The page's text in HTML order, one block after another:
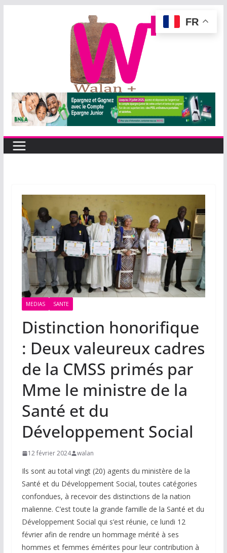
MEDIAS SANTE
Distinction honorifique
: Deux valeureux cadres
de la CMSS primés par
Mme le ministre de la
Santé et du
Développement Social
12 février 2024 walan
Ils sont au total vingt (20) agents du ministère de la
Santé et du Développement Social, toutes catégories
confondues, à recevoir des distinctions de la nation
malienne. C’est toute la grande famille de la Santé et du
Développement Social qui s’est réunie, ce lundi 12
février afin de rendre un hommage mérité à ses
hommes et femmes émérites pour leur contribution à
FR